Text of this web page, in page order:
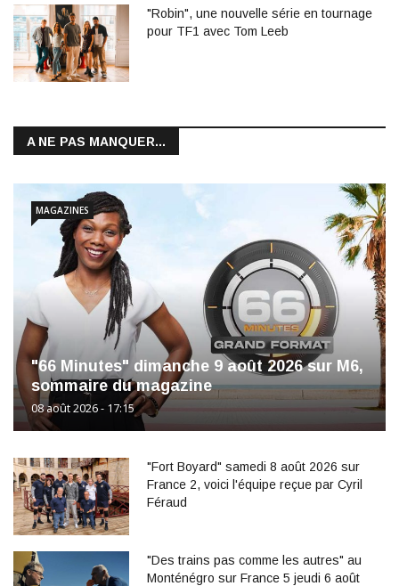
"Robin", une nouvelle série en tournage
pour TF1 avec Tom Leeb
A NE PAS MANQUER...
"66 Minutes" dimanche 9 août 2026 sur M6,
sommaire du magazine
08 août 2026 - 17:15
MAGAZINES
"Fort Boyard" samedi 8 août 2026 sur
France 2, voici l'équipe reçue par Cyril
Féraud
"Des trains pas comme les autres" au
Monténégro sur France 5 jeudi 6 août